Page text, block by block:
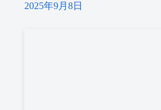
2025年9月8日